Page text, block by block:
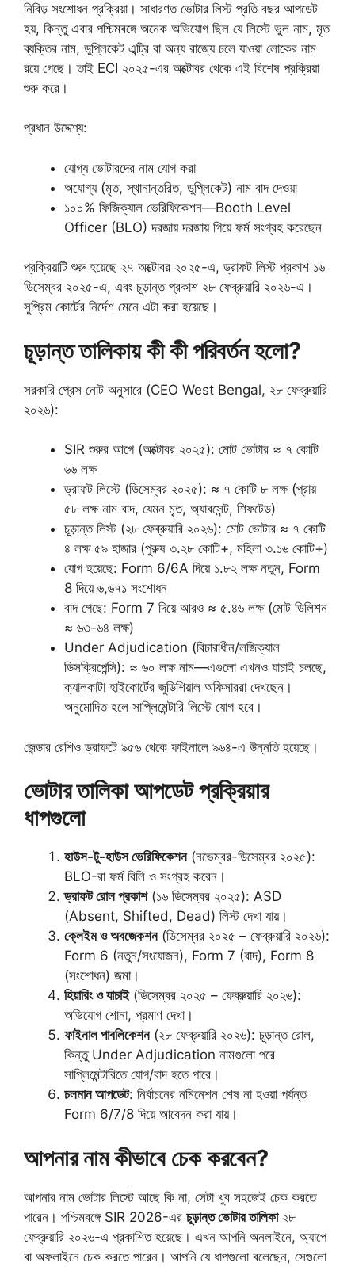
নিবিড় সংশোধন প্রক্রিয়া। সাধারণত ভোটার লিস্ট প্রতি বছর আপডেট
হয়, কিন্তু এবার পশ্চিমবঙ্গে অনেক অভিযোগ ছিল যে লিস্টে ভুল নাম, মৃত
ব্যক্তির নাম, ডুপ্লিকেট এন্ট্রি বা অন্য রাজ্যে চলে যাওয়া লোকের নাম
রয়ে গেছে। তাই ECI ২০২৫-এর অক্টোবর থেকে এই বিশেষ প্রক্রিয়া
শুরু করে।
প্রধান উদ্দেশ্য:
যোগ্য ভোটারদের নাম যোগ করা
অযোগ্য (মৃত, স্থানান্তরিত, ডুপ্লিকেট) নাম বাদ দেওয়া
১০০% ফিজিক্যাল ভেরিফিকেশন—Booth Level
Officer (BLO) দরজায় দরজায় গিয়ে ফর্ম সংগ্রহ করেছেন
প্রক্রিয়াটি শুরু হয়েছে ২৭ অক্টোবর ২০২৫-এ, ড্রাফট লিস্ট প্রকাশ ১৬
ডিসেম্বর ২০২৫-এ, এবং চূড়ান্ত প্রকাশ ২৮ ফেব্রুয়ারি ২০২৬-এ।
সুপ্রিম কোর্টের নির্দেশ মেনে এটা করা হয়েছে।
চূড়ান্ত তালিকায় কী কী পরিবর্তন হলো?
সরকারি প্রেস নোট অনুসারে (CEO West Bengal, ২৮ ফেব্রুয়ারি
২০২৬):
SIR শুরুর আগে (অক্টোবর ২০২৫): মোট ভোটার ≈ ৭ কোটি
৬৬ লক্ষ
ড্রাফট লিস্টে (ডিসেম্বর ২০২৫): ≈ ৭ কোটি ৮ লক্ষ (প্রায়
৫৮ লক্ষ নাম বাদ, যেমন মৃত, অ্যাবসেন্ট, শিফটেড)
চূড়ান্ত লিস্ট (২৮ ফেব্রুয়ারি ২০২৬): মোট ভোটার ≈ ৭ কোটি
৪ লক্ষ ৫৯ হাজার (পুরুষ ৩.২৮ কোটি+, মহিলা ৩.১৬ কোটি+)
যোগ হয়েছে: Form 6/6A দিয়ে ১.৮২ লক্ষ নতুন, Form
8 দিয়ে ৬,৬৭১ সংশোধন
বাদ গেছে: Form 7 দিয়ে আরও ≈ ৫.৪৬ লক্ষ (মোট ডিলিশন
≈ ৬৩-৬৪ লক্ষ)
Under Adjudication (বিচারাধীন/লজিক্যাল
ডিসক্রিপেন্সি): ≈ ৬০ লক্ষ নাম—এগুলো এখনও যাচাই চলছে,
ক্যালকাটা হাইকোর্টের জুডিশিয়াল অফিসাররা দেখছেন।
অনুমোদিত হলে সাপ্লিমেন্টারি লিস্টে যোগ হবে।
জেন্ডার রেশিও ড্রাফটে ৯৫৬ থেকে ফাইনালে ৯৬৪-এ উন্নতি হয়েছে।
ভোটার তালিকা আপডেট প্রক্রিয়ার
ধাপগুলো
হাউস-টু-হাউস ভেরিফিকেশন(নভেম্বর-ডিসেম্বর ২০২৫):
BLO-রা ফর্ম বিলি ও সংগ্রহ করেন।
ড্রাফট রোল প্রকাশ(১৬ ডিসেম্বর ২০২৫): ASD
(Absent, Shifted, Dead) লিস্ট দেখা যায়।
ক্লেইম ও অবজেকশন(ডিসেম্বর ২০২৫ – ফেব্রুয়ারি ২০২৬):
Form 6 (নতুন/সংযোজন), Form 7 (বাদ), Form 8
(সংশোধন) জমা।
হিয়ারিং ও যাচাই(ডিসেম্বর ২০২৫ – ফেব্রুয়ারি ২০২৬):
অভিযোগ শোনা, প্রমাণ দেখা।
ফাইনাল পাবলিকেশন(২৮ ফেব্রুয়ারি ২০২৬): চূড়ান্ত রোল,
কিন্তু Under Adjudication নামগুলো পরে
সাপ্লিমেন্টারিতে যোগ/বাদ হতে পারে।
চলমান আপডেট: নির্বাচনের নমিনেশন শেষ না হওয়া পর্যন্ত
Form 6/7/8 দিয়ে আবেদন করা যায়।
আপনার নাম কীভাবে চেক করবেন?
আপনার নাম ভোটার লিস্টে আছে কি না, সেটা খুব সহজেই চেক করতে
পারেন। পশ্চিমবঙ্গে SIR 2026-এর চূড়ান্ত ভোটার তালিকা২৮
ফেব্রুয়ারি ২০২৬-এ প্রকাশিত হয়েছে। এখন আপনি অনলাইনে, অ্যাপে
বা অফলাইনে চেক করতে পারেন। আপনি যে ধাপগুলো বলেছেন, সেগুলো